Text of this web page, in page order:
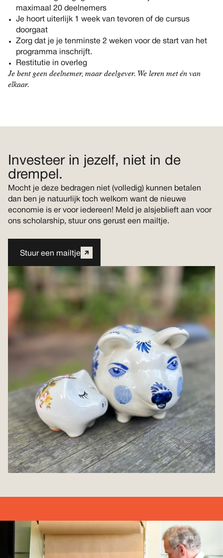
maximaal 20 deelnemers
Je hoort uiterlijk 1 week van tevoren of de cursus
doorgaat
Zorg dat je je tenminste 2 weken voor de start van het
programma inschrijft.
Restitutie in overleg
Je bent geen deelnemer, maar deelgever. We leren met én van
elkaar.
Investeer in jezelf, niet in de
drempel.
Mocht je deze bedragen niet (volledig) kunnen betalen
dan ben je natuurlijk toch welkom want de nieuwe
economie is er voor iedereen! Meld je alsjeblieft aan voor
ons scholarship, stuur ons gerust een mailtje.
Stuur een mailtje